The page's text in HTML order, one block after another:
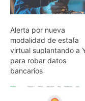
Alerta por nueva
modalidad de estafa
virtual suplantando a
para robar datos
bancarios